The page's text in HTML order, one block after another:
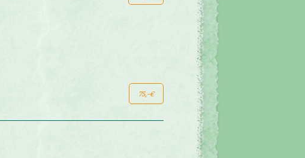
75,-€